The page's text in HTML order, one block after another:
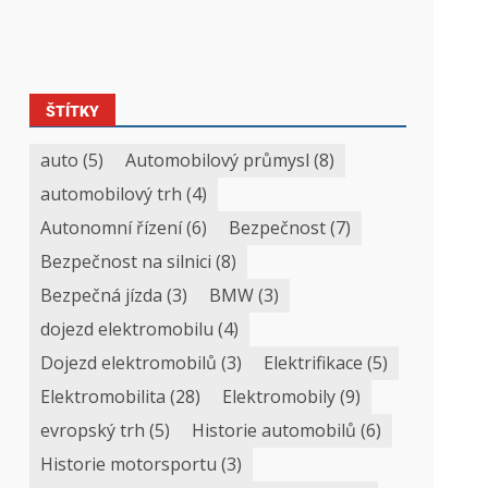
ŠTÍTKY
auto (5) Automobilový průmysl (8)
automobilový trh (4)
Autonomní řízení(6) Bezpečnost(7)
Bezpečnost na silnici (8)
Bezpečná jízda (3) BMW(3)
dojezd elektromobilu (4)
Dojezd elektromobilů (3) Elektrifikace (5)
Elektromobilita (28) Elektromobily(9)
evropský trh (5) Historie automobilů (6)
Historie motorsportu (3)